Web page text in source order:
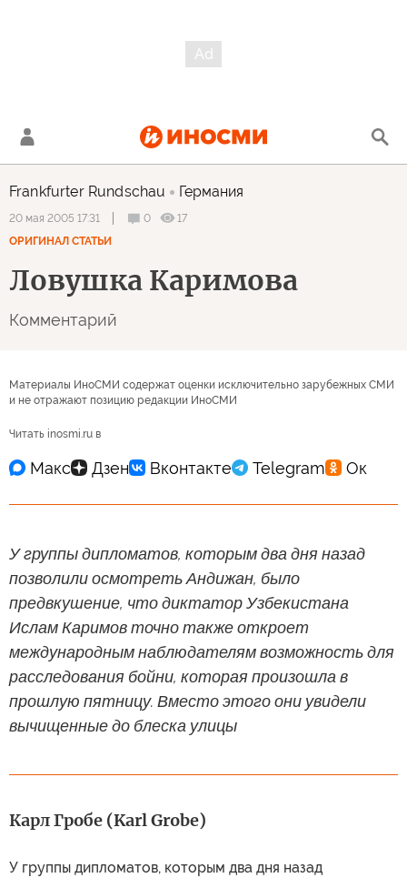
Frankfurter Rundschau Германия
20 мая 2005 17:31 0
17
ОРИГИНАЛ СТАТЬИ
Ловушка Каримова
Комментарий
Материалы ИноСМИ содержат оценки исключительно зарубежных СМИ
и не отражают позицию редакции ИноСМИ
Читать inosmi.ru в
У группы дипломатов, которым два дня назад
позволили осмотреть Андижан, было
предвкушение, что диктатор Узбекистана
Ислам Каримов точно также откроет
международным наблюдателям возможность для
расследования бойни, которая произошла в
прошлую пятницу. Вместо этого они увидели
вычищенные до блеска улицы
Карл Гробе (Karl Grobe)
У группы дипломатов, которым два дня назад